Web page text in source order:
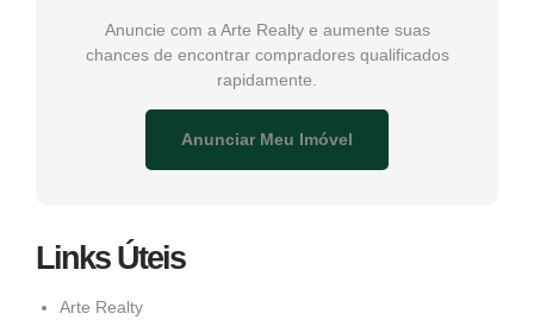
Anuncie com a Arte Realty e aumente suas
chances de encontrar compradores qualificados
rapidamente.
Anunciar Meu Imóvel
Links Úteis
Arte Realty